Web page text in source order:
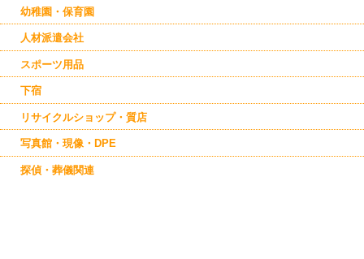
幼稚園・保育園
人材派遣会社
スポーツ用品
下宿
リサイクルショップ・質店
写真館・現像・DPE
探偵・葬儀関連